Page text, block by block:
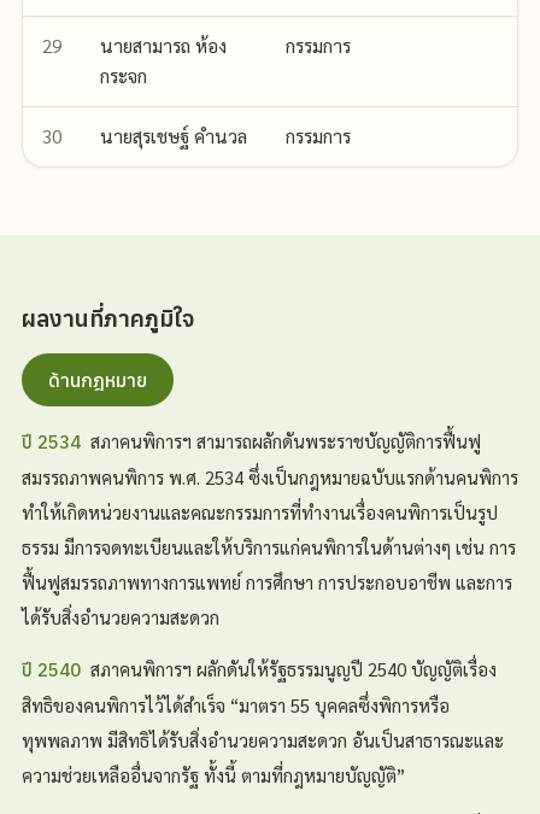
29
นายสามารถ ห้อง
กระจก
กรรมการ
30 นายสุรเชษฐ์ คำนวล กรรมการ
ผลงานที่ภาคภูมิใจ
ด้านกฎหมาย
ปี 2534 สภาคนพิการฯ สามารถผลักดันพระราชบัญญัติการฟื้นฟู
สมรรถภาพคนพิการ พ.ศ. 2534 ซึ่งเป็นกฎหมายฉบับแรกด้านคนพิการ
ทำให้เกิดหน่วยงานและคณะกรรมการที่ทำงานเรื่องคนพิการเป็นรูป
ธรรม มีการจดทะเบียนและให้บริการแก่คนพิการในด้านต่างๆ เช่น การ
ฟื้นฟูสมรรถภาพทางการแพทย์ การศึกษา การประกอบอาชีพ และการ
ได้รับสิ่งอำนวยความสะดวก
ปี 2540 สภาคนพิการฯ ผลักดันให้รัฐธรรมนูญปี 2540 บัญญัติเรื่อง
สิทธิของคนพิการไว้ได้สำเร็จ “มาตรา 55 บุคคลซึ่งพิการหรือ
ทุพพลภาพ มีสิทธิได้รับสิ่งอำนวยความสะดวก อันเป็นสาธารณะและ
ความช่วยเหลืออื่นจากรัฐ ทั้งนี้ ตามที่กฎหมายบัญญัติ”